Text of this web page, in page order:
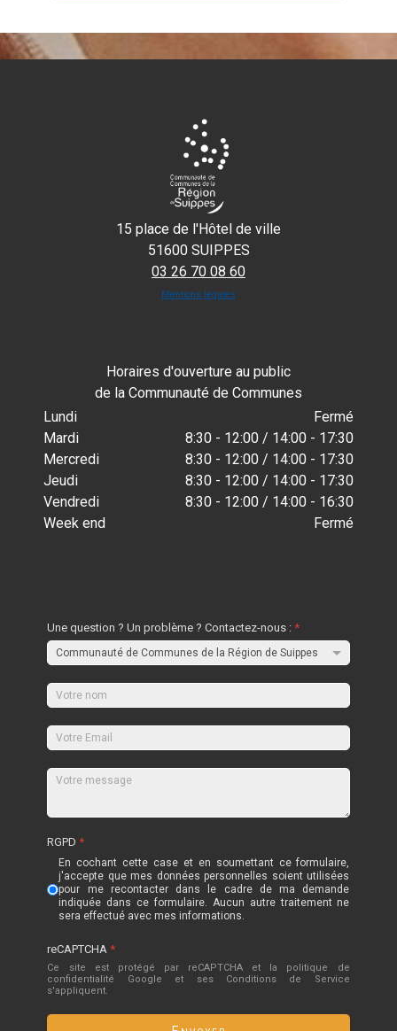
15 place de l'Hôtel de ville
51600 SUIPPES
03 26 70 08 60
Mentions légales
Horaires d'ouverture au public
de la Communauté de Communes
Lundi
Fermé
Mardi
8:30 - 12:00 / 14:00 - 17:30
Mercredi
8:30 - 12:00 / 14:00 - 17:30
Jeudi
8:30 - 12:00 / 14:00 - 17:30
Vendredi
8:30 - 12:00 / 14:00 - 16:30
Week end
Fermé
Une question ? Un problème ? Contactez-nous :*
RGPD*
En cochant cette case et en soumettant ce formulaire,
j'accepte que mes données personnelles soient utilisées
pour me recontacter dans le cadre de ma demande
indiquée dans ce formulaire. Aucun autre traitement ne
sera effectué avec mes informations.
reCAPTCHA*
Ce site est protégé par reCAPTCHA et la politique de
confidentialité Google et
ses Conditions de Service
s'appliquent.